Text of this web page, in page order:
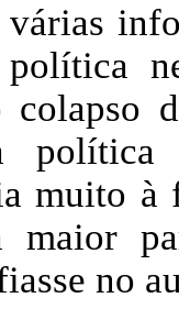
política
colapso
muito
maior
no